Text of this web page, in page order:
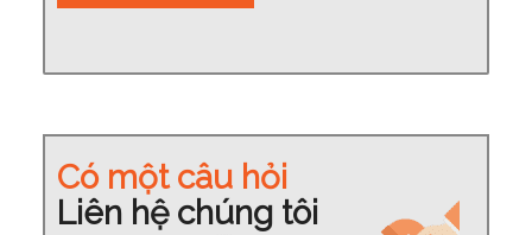
Có một câu hỏi
Liên hệ chúng tôi